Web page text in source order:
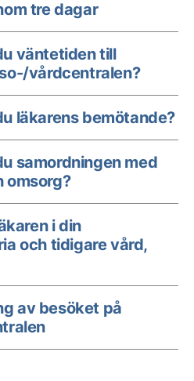
tre dagar
väntetiden till
vårdcentralen?
läkarens bemötande?
samordningen med
omsorg?
i din
och tidigare vård,
av besöket på